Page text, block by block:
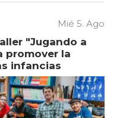
Mié 5. Ago
"Jugando a
promover la
infancias